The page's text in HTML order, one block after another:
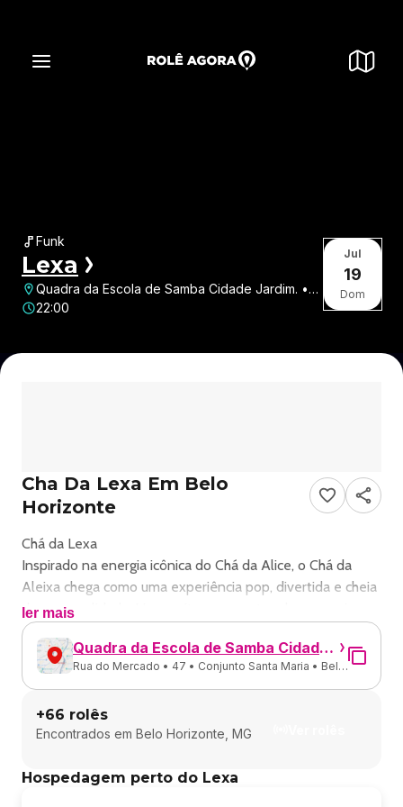
Funk
Lexa
Quadra da Escola de Samba Cidade Jardim. •
Conjunto Santa Maria • Belo Horizonte • MG
22:00
Jul
19
Dom
Cha Da Lexa Em Belo
Horizonte
Chá da Lexa
Inspirado na energia icônica do Chá da Alice, o Chá da
Aleixa chega como uma experiência pop, divertida e cheia
de personalidade. Uma noite para cantar, dançar e viver
momentos inesquecíveis ao som de muitos hits,
performances, surpresas e aquela atmosfera única que
transforma a pista em um verdadeiro universo à parte.
Prepare o look, reúna os amigos e venha fazer parte
dessa edição especial.
ler mais
Quadra da Escola de Samba Cidade
Jardim.
Rua do Mercado • 47 • Conjunto Santa Maria • Belo
+66 rolês
Encontrados em Belo Horizonte, MG
Hospedagem perto do Lexa